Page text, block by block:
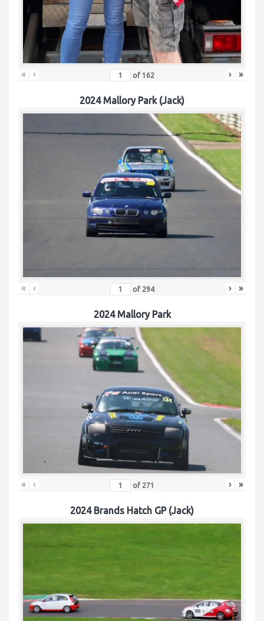
« ‹ of 162 › »
2024 Mallory Park (Jack)
« ‹ of 294 › »
2024 Mallory Park
« ‹ of 271 › »
2024 Brands Hatch GP (Jack)